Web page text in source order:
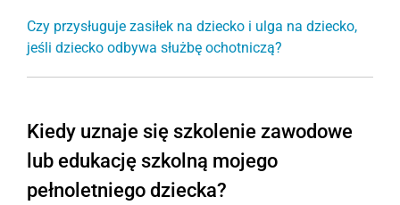
Czy przysługuje zasiłek na dziecko i ulga na dziecko,
jeśli dziecko odbywa służbę ochotniczą?
Kiedy uznaje się szkolenie zawodowe
lub edukację szkolną mojego
pełnoletniego dziecka?